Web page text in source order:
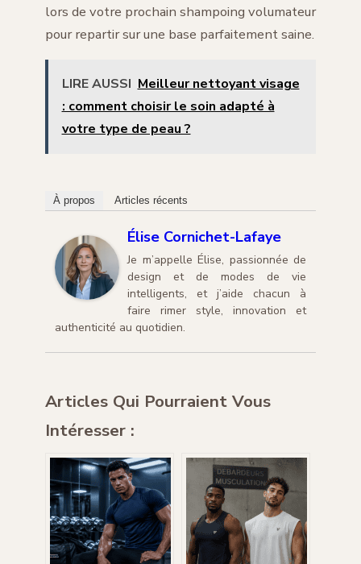
lors de votre prochain shampoing volumateur
pour repartir sur une base parfaitement saine.
LIRE AUSSI Meilleur nettoyant visage
: comment choisir le soin adapté à
votre type de peau ?
À propos Articles récents
Élise Cornichet-Lafaye
Je m’appelle Élise, passionnée de
design et de modes de vie
intelligents, et j’aide chacun à
faire rimer style, innovation et
authenticité au quotidien.
Articles Qui Pourraient Vous
Intéresser :